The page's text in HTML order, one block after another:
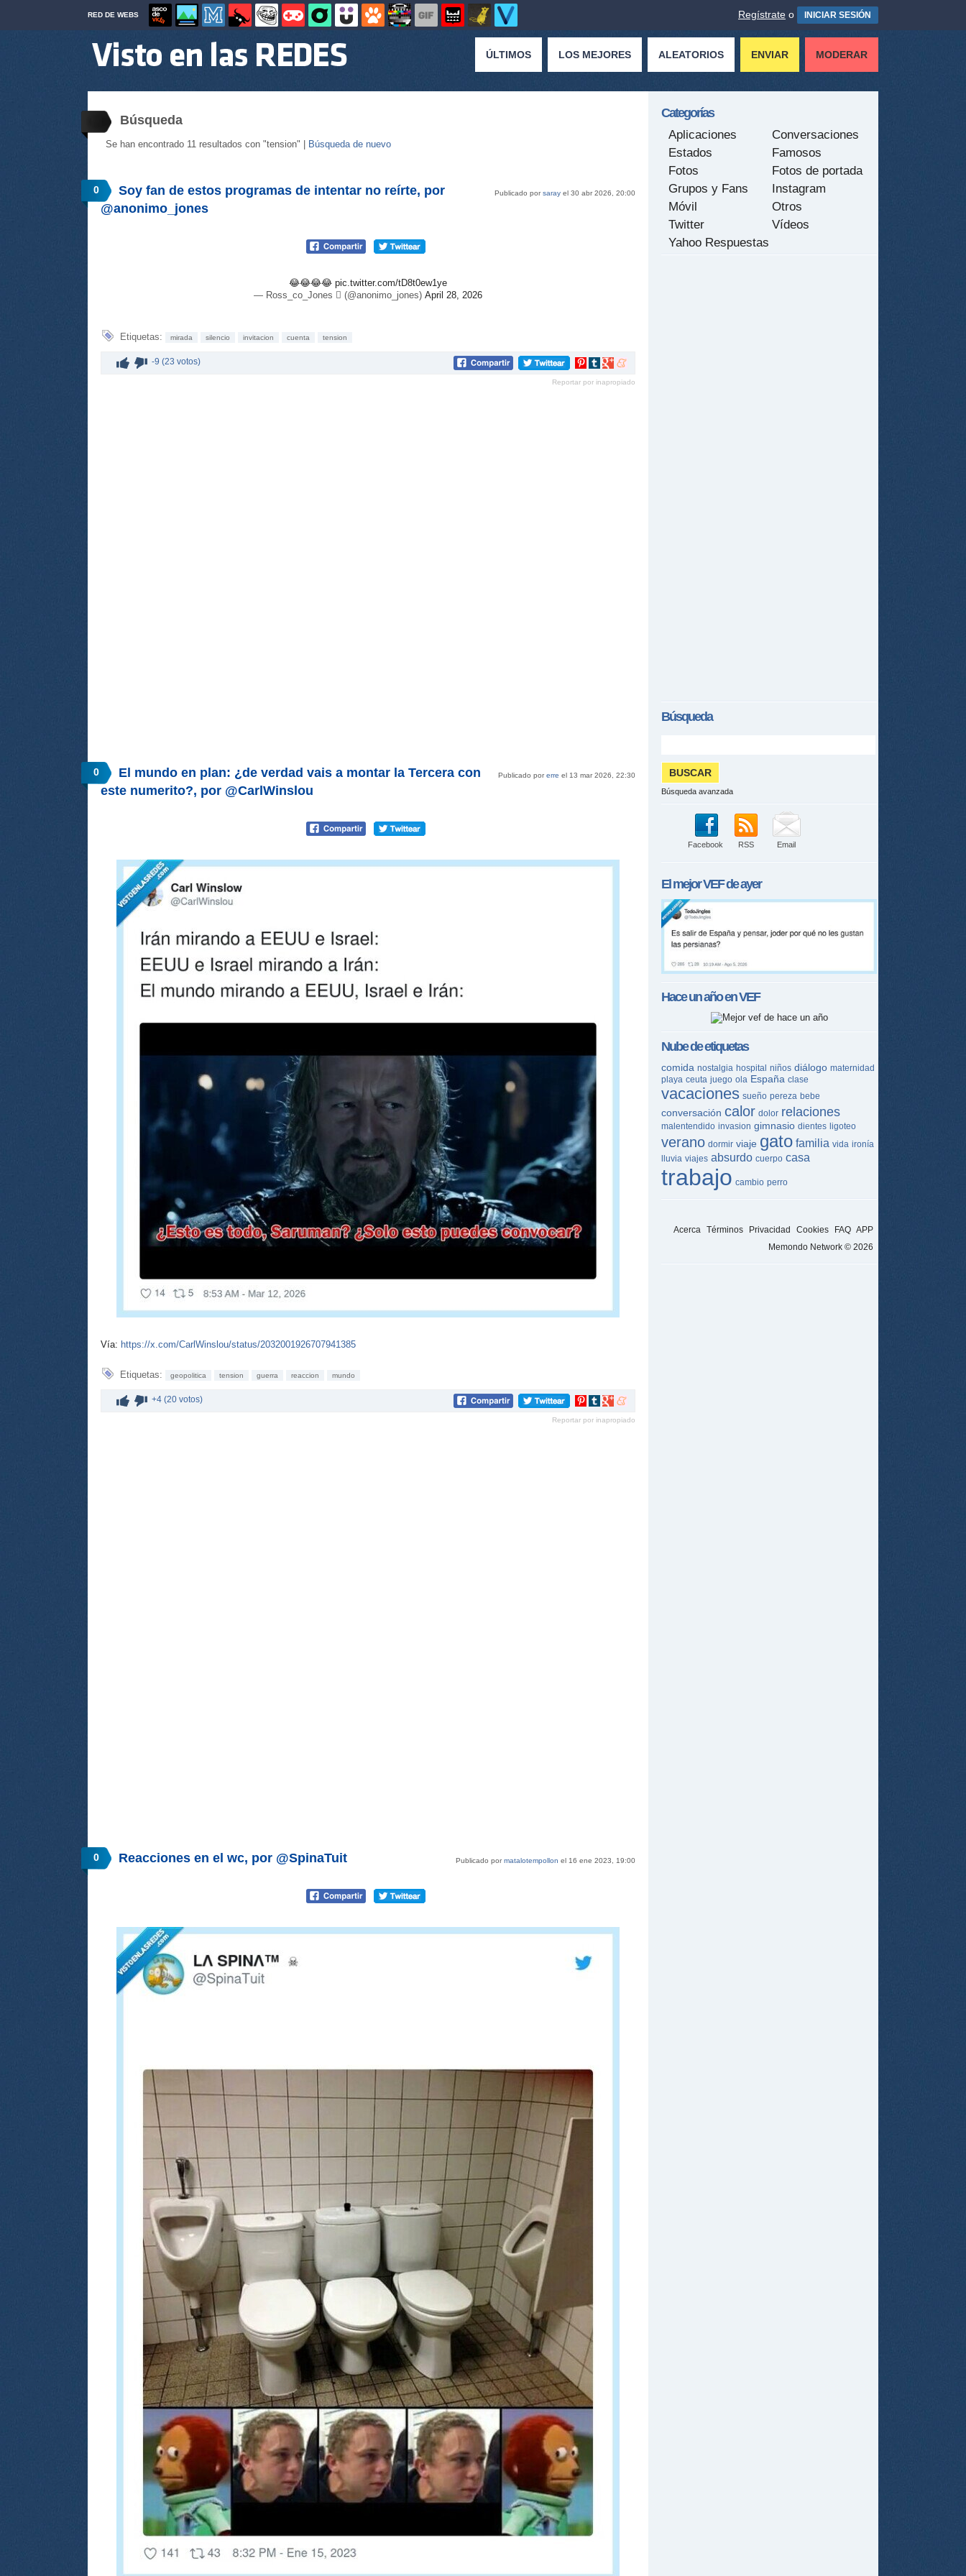
RED DE WEBS Regístrate o INICIAR SESIÓN
ÚLTIMOS LOS MEJORES ALEATORIOS ENVIAR MODERAR
Búsqueda
Se han encontrado 11 resultados con "tension" | Búsqueda de nuevo
0 Publicado porsaray el 30 abr 2026, 20:00
Soy fan de estos programas de intentar no reírte, por
@anonimo_jones
😂😂😂😂 pic.twitter.com/tD8t0ew1ye
— Ross_co_Jones  (@anonimo_jones) April 28, 2026
Etiquetas: mirada silencio invitacion cuenta tension
-9 (23 votos)
Compartir
Pinterest
Compartir
tumblr
Compartir
Google+
Compartir
meneame
Reportar por inapropiado
0 Publicado porerre el 13 mar 2026, 22:30
El mundo en plan: ¿de verdad vais a montar la Tercera con
este numerito?, por @CarlWinslou
Vía: https://x.com/CarlWinslou/status/2032001926707941385
Etiquetas: geopolitica tension guerra reaccion mundo
+4 (20 votos)
Compartir
Pinterest
Compartir
tumblr
Compartir
Google+
Compartir
meneame
Reportar por inapropiado
0 Publicado pormatalotempollon el 16 ene 2023, 19:00
Reacciones en el wc, por @SpinaTuit
Categorías
Aplicaciones
Conversaciones
Estados
Famosos
Fotos
Fotos de portada
Grupos y Fans
Instagram
Móvil
Otros
Twitter
Vídeos
Yahoo Respuestas
Búsqueda
Búsqueda avanzada
Facebook RSS Email
El mejorVEFde ayer
Hace un año enVEF
Nube de etiquetas
comida nostalgia hospital niños diálogo maternidad
playa ceuta juego ola España clase
vacaciones sueño pereza bebe
conversación calor dolor relaciones
malentendido invasion gimnasio dientes ligoteo
verano dormir viaje gato familia vida ironía
lluvia viajes absurdo cuerpo casa
trabajo cambio perro
Acerca Términos Privacidad Cookies FAQ APP
Memondo Network © 2026